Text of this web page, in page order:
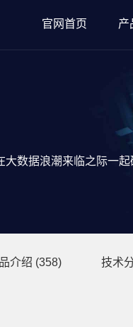
官网首页 产
数据浪潮来临之际一
介绍 (358) 技术